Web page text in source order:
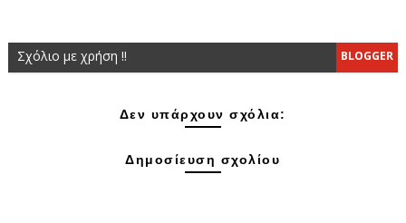
BLOGGER
Σχόλιο με χρήση !!
Δεν υπάρχουν σχόλια:
Δημοσίευση σχολίου